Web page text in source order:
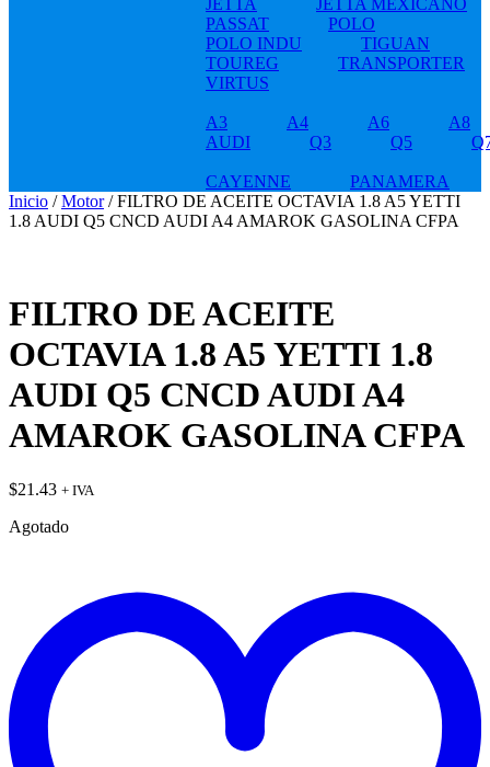
JETTA
JETTA MEXICANO
PASSAT
POLO
POLO INDU
TIGUAN
TOUREG
TRANSPORTER
VIRTUS
A3 A4 A6
A8
AUDI
Q3 Q5
CAYENNE
PANAMERA
Inicio /Motor/ FILTRO DE ACEITE OCTAVIA 1.8 A5 YETTI
1.8 AUDI Q5 CNCD AUDI A4 AMAROK GASOLINA CFPA
FILTRO DE ACEITE
OCTAVIA 1.8 A5 YETTI 1.8
AUDI Q5 CNCD AUDI A4
AMAROK GASOLINA CFPA
$21.43 + IVA
Agotado